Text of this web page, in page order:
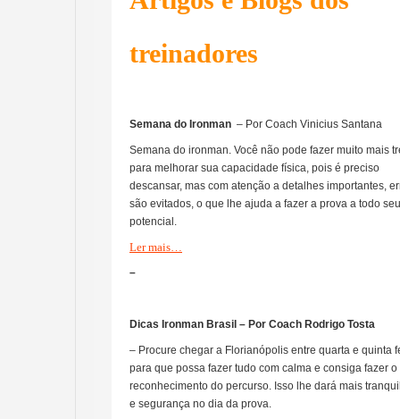
treinadores
Semana do Ironman – Por Coach Vinicius Santana
Semana do ironman. Você não pode fazer muito mais
para melhorar sua capacidade física, pois é preciso
descansar, mas com atenção a detalhes importantes,
são evitados, o que lhe ajuda a fazer a prova a todo seu
potencial.
Ler mais…
–
Dicas Ironman Brasil – Por Coach Rodrigo Tosta
– Procure chegar a Florianópolis entre quarta e quinta
para que possa fazer tudo com calma e consiga fazer o
reconhecimento do percurso. Isso lhe dará mais
e segurança no dia da prova.